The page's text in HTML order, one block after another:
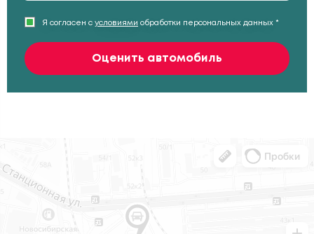
Я согласен с условиями обработки персональных данных *
Оценить автомобиль